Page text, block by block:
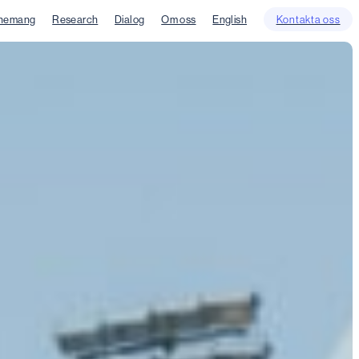
Research Dialog Om oss English Kontakta oss